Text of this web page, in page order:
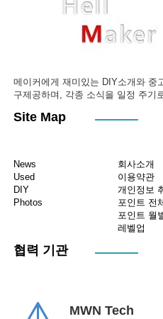
메이커에게 재미있는 DIY소개와 중
구제공하며, 각종 소식을 일정 주기
Site Map
News
Used
DIY
Photos
회사소개
이용약관
개인정보
포인트 전
포인트 월
레벨업
협력 기관
MWN Tech